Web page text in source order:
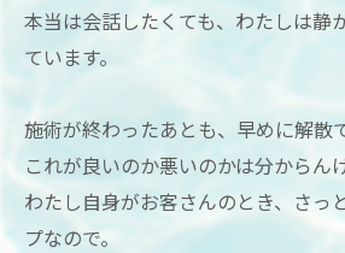
本当は会話したくても、わたしは静
ています。
施術が終わったあとも、早めに解散
これが良いのか悪いのかは分からん
わたし自身がお客さんのとき、さっ
プなので。